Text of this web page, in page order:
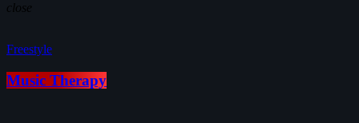
close
Freestyle
Music Therapy